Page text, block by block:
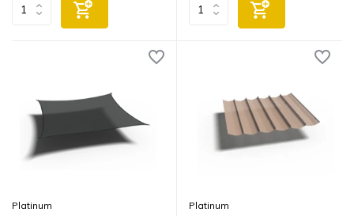
Platinum Platinum